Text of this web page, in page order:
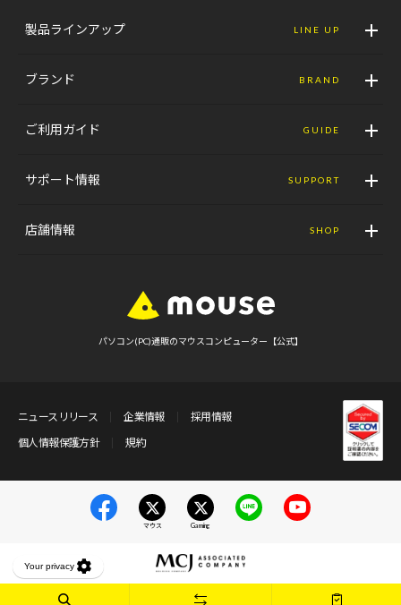
製品ラインアップ LINE UP
ブランド BRAND
ご利用ガイド GUIDE
サポート情報 SUPPORT
店舗情報 SHOP
パソコン(PC)通販のマウスコンピューター【公式】
ニュースリリース 企業情報
採用情報
個人情報保護方針
規約
マウス Gaming